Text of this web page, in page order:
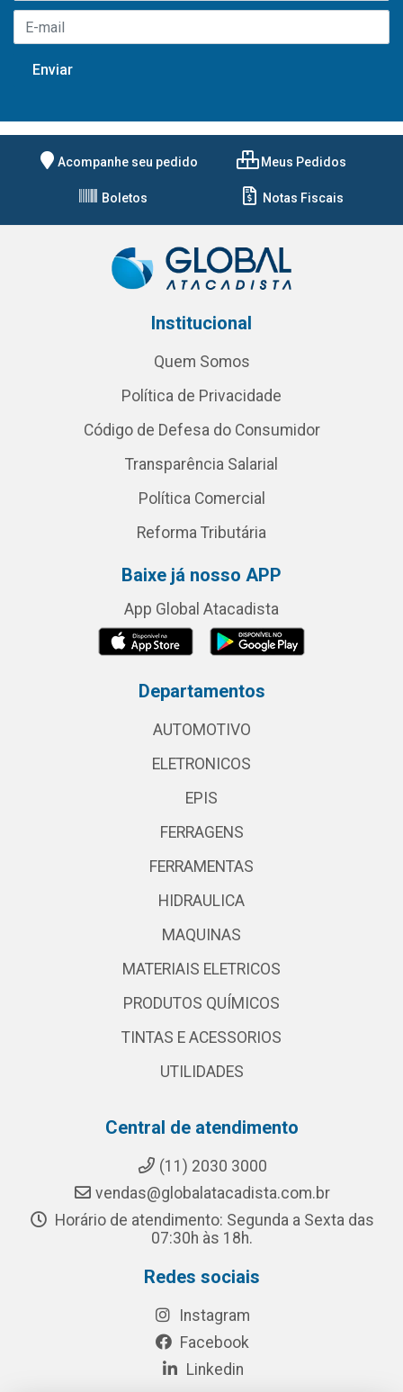
Acompanhe seu pedido Meus Pedidos
Boletos Notas Fiscais
Institucional
Quem Somos
Política de Privacidade
Código de Defesa do Consumidor
Transparência Salarial
Política Comercial
Reforma Tributária
Baixe já nosso APP
App Global Atacadista
Departamentos
AUTOMOTIVO
ELETRONICOS
EPIS
FERRAGENS
FERRAMENTAS
HIDRAULICA
MAQUINAS
MATERIAIS ELETRICOS
PRODUTOS QUÍMICOS
TINTAS E ACESSORIOS
UTILIDADES
Central de atendimento
(11) 2030 3000
vendas@globalatacadista.com.br
Horário de atendimento: Segunda a Sexta das
07:30h às 18h.
Redes sociais
Instagram
Facebook
Linkedin